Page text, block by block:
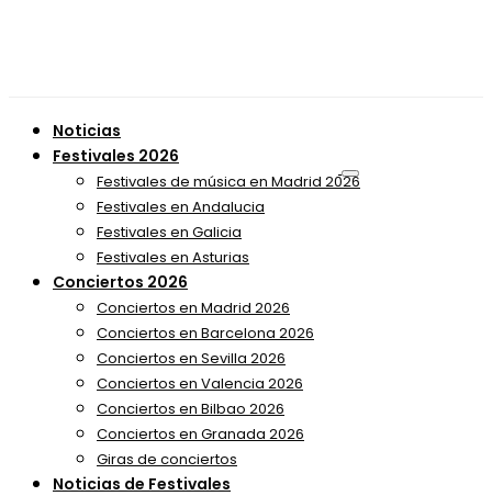
Noticias
Festivales 2026
Festivales de música en Madrid 2026
Festivales en Andalucia
Festivales en Galicia
Festivales en Asturias
Conciertos 2026
Conciertos en Madrid 2026
Conciertos en Barcelona 2026
Conciertos en Sevilla 2026
Conciertos en Valencia 2026
Conciertos en Bilbao 2026
Conciertos en Granada 2026
Giras de conciertos
Noticias de Festivales